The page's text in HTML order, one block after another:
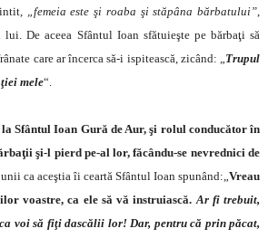
„femeia este şi roaba şi stăpâna bărbatului”
lui. De aceea Sfântul Ioan sfătuieşte pe bărbaţi să
care ar încerca să-i ispitească, zicând: „ Trupul
mele“.
Sfântul Ioan Gură de Aur, şi rolul conducător în
şi-l pierd pe-al lor, făcându-se nevrednici de
unii ca aceştia îi ceartă Sfântul Ioan spunând:„ Vreau
voastre, ca ele să vă instruiască. Ar fi trebuit,
voi să fiţi dascălii lor! Dar, pentru că prin păcat,